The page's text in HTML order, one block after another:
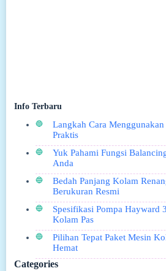
Info Terbaru
Langkah Cara
Praktis
Yuk Pahami Fungsi
Anda
Bedah Panjang Kolam
Berukuran Resmi
Spesifikasi Pompa Hayward
Kolam Pas
Pilihan Tepat Paket Mesin
Hemat
Categories